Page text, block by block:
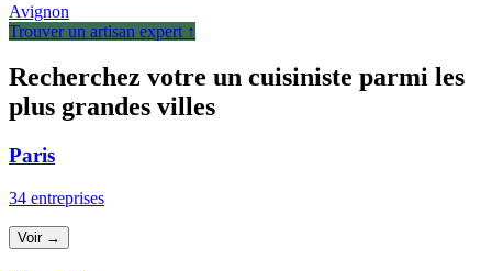
Avignon
Trouver un artisan expert ↑
Recherchez votre un cuisiniste parmi les
plus grandes villes
Paris
34 entreprises
Voir →